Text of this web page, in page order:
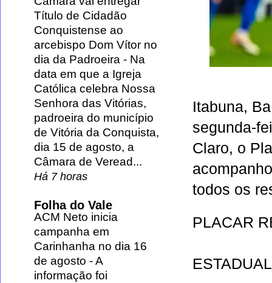
Itabuna, Ba
segunda-
Claro, o
todos os
PLACAR
ESTADUAL
Título de Cidadão
Conquistense ao
arcebispo Dom Vítor no
dia da Padroeira - Na
data em que a Igreja
Católica celebra Nossa
Senhora das Vitórias,
padroeira do município
de Vitória da Conquista,
dia 15 de agosto, a
Câmara de Veread...
Há 7 horas
Folha do Vale
ACM Neto inicia
campanha em
Carinhanha no dia 16
de agosto -A
informação foi